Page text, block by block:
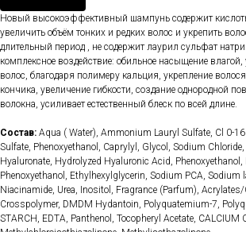
Новый высокоэффективный шампунь содержит
увеличить объём тонких и редких волос и укрепить
длительный период , не содержит лаурил сульфат
комплексное воздействие: обильное насыщение влагой,
волос, благодаря полимеру кальция, укрепление
кончика, увеличение гибкости, создание однородной
волокна, усиливает естественный блеск по всей длине.
Состав: Aqua ( Water), Ammonium Lauryl Sulfate, Cl 0-
Sulfate, Phenoxyethanol, Caprylyl, Glycol, Sodium
Hyaluronate, Hydrolyzed Hyaluronic Acid, Phenoxyethanol,
Phenoxyethanol, Ethylhexylglycerin, Sodium PCA, Sodium
Niacinamide, Urea, Inositol, Fragrance (Parfum),
Crosspolymer, DMDM Hydantoin, Polyquatemium-7,
STARCH, EDTA, Panthenol, Tocopheryl Acetate, CALCIUM